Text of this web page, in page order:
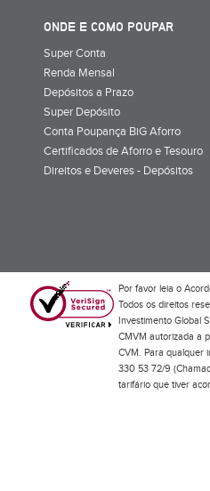
ONDE E COMO POUPAR
Super Conta
Renda Mensal
Depósitos a Prazo
Super Depósito
Conta Poupança BiG Aforro
Certificados de Aforro e Tesouro
Direitos e Deveres - Depósitos
Por favor leia o
Todos os direitos
Investimento Global
CMVM autorizada a
CVM. Para qualquer
330 53 72/9
tarifário que tiver